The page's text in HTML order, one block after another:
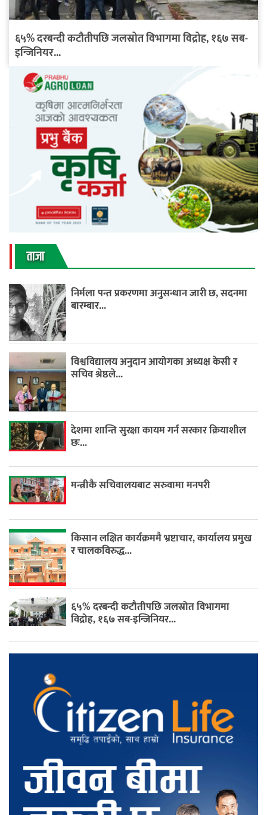
६५% दरबन्दी कटौतीपछि जलस्रोत विभागमा विद्रोह, १६७ सब-
इन्जिनियर...
ताजा
निर्मला पन्त प्रकरणमा अनुसन्धान जारी छ, सदनमा
बारम्बार...
विश्वविद्यालय अनुदान आयोगका अध्यक्ष केसी र
सचिव श्रेष्ठले...
देशमा शान्ति सुरक्षा कायम गर्न सरकार क्रियाशील
छः...
मन्त्रीकै सचिवालयबाट सरुवामा मनपरी
किसान लक्षित कार्यक्रममै भ्रष्टाचार, कार्यालय प्रमुख
र चालकविरुद्ध...
६५% दरबन्दी कटौतीपछि जलस्रोत विभागमा
विद्रोह, १६७ सब-इन्जिनियर...